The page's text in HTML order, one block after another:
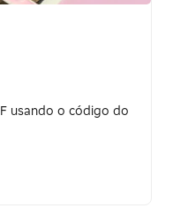
usando o código do